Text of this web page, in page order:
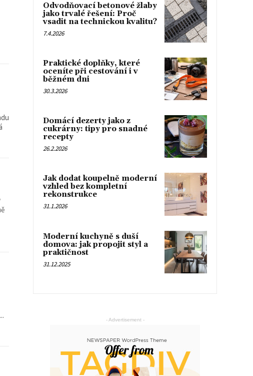
Odvodňovací betonové žlaby
jako trvalé řešení: Proč
vsadit na technickou kvalitu?
7.4.2026
Praktické doplňky, které
oceníte při cestování i v
běžném dni
30.3.2026
Domácí dezerty jako z
cukrárny: tipy pro snadné
recepty
26.2.2026
Jak dodat koupelně moderní
vzhled bez kompletní
rekonstrukce
31.1.2026
Moderní kuchyně s duší
domova: jak propojit styl a
praktičnost
31.12.2025
- Advertisement -